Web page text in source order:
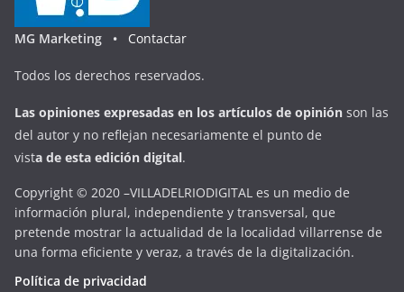
MG Marketing • Contactar
Todos los derechos reservados.
Las opiniones expresadas en los artículos de opinión son las
del autor y no reflejan necesariamente el punto de
vista de esta edición digital.
Copyright © 2020 –VILLADELRIODIGITAL es un medio de
información plural, independiente y transversal, que
pretende mostrar la actualidad de la localidad villarrense de
una forma eficiente y veraz, a través de la digitalización.
Política de privacidad